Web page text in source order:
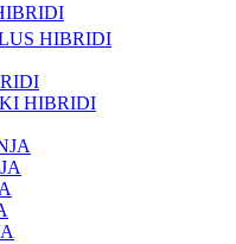
HIBRIDI
HIBRIDI